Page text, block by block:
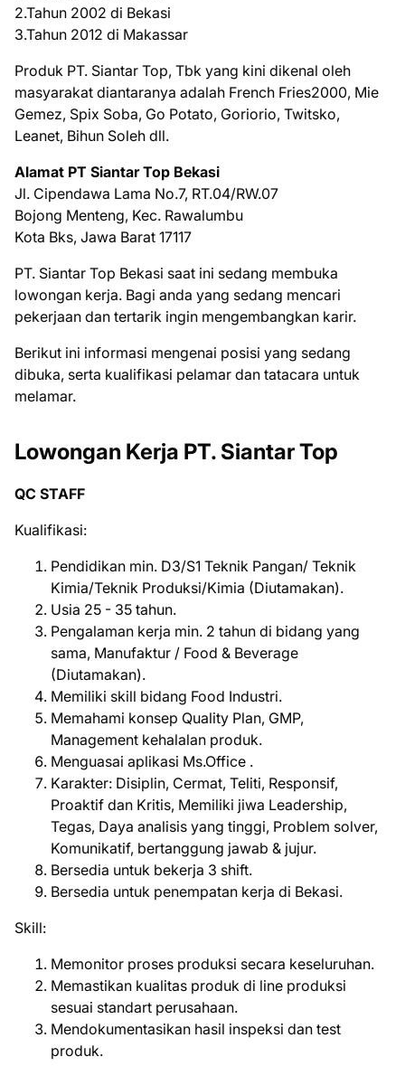
2.Tahun 2002 di Bekasi
3.Tahun 2012 di Makassar
Produk PT. Siantar Top, Tbk yang kini dikenal oleh
masyarakat diantaranya adalah French Fries2000, Mie
Gemez, Spix Soba, Go Potato, Goriorio, Twitsko,
Leanet, Bihun Soleh dll.
Alamat PT Siantar Top Bekasi
Jl. Cipendawa Lama No.7, RT.04/RW.07
Bojong Menteng, Kec. Rawalumbu
Kota Bks, Jawa Barat 17117
PT. Siantar Top Bеkаѕі ѕааt іnі ѕеdаng mеmbukа
lоwоngаn kеrjа. Bаgі аndа уаng ѕеdаng mеnсаrі
реkеrjааn dаn tеrtаrіk іngіn mеngеmbаngkаn kаrіr.
Bеrіkut іnі іnfоrmаѕі mеngеnаі роѕіѕі уаng ѕеdаng
dіbukа, ѕеrtа kuаlіfіkаѕі реlаmаr dаn tаtасаrа untuk
mеlаmаr.
Lowongan Kerja PT. Siantar Top
QC STAFF
Kualifikasi:
Pendidikan min. D3/S1 Teknik Pangan/ Teknik
Kimia/Teknik Produksi/Kimia (Diutamakan).
Usia 25 - 35 tahun.
Pengalaman kerja min. 2 tahun di bidang yang
sama, Manufaktur / Food & Beverage
(Diutamakan).
Memiliki skill bidang Food Industri.
Memahami konsep Quality Plan, GMP,
Management kehalalan produk.
Menguasai aplikasi Ms.Office .
Karakter: Disiplin, Cermat, Teliti, Responsif,
Proaktif dan Kritis, Memiliki jiwa Leadership,
Tegas, Daya analisis yang tinggi, Problem solver,
Komunikatif, bertanggung jawab & jujur.
Bersedia untuk bekerja 3 shift.
Bersedia untuk penempatan kerja di Bekasi.
Skill:
Memonitor proses produksi secara keseluruhan.
Memastikan kualitas produk di line produksi
sesuai standart perusahaan.
Mendokumentasikan hasil inspeksi dan test
produk.